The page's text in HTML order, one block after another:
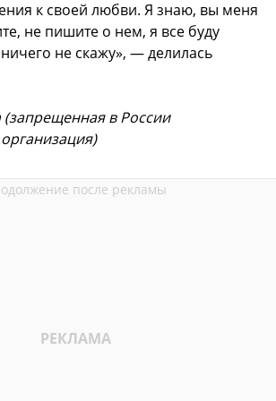
к своей любви. Я знаю, вы меня
не пишите о нем, я все буду
не скажу», — делилась
в России